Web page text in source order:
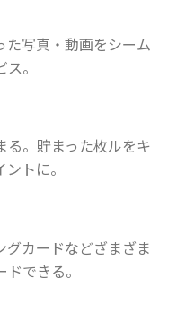
た写真・動画をシーム
。
る。貯まった枚ルをキ
トに。
カードなどざまざま
できる。